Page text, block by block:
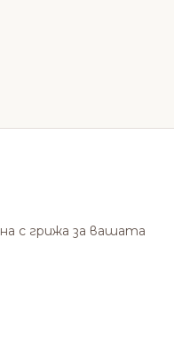
с грижа за вашата